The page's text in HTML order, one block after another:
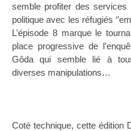
semble profiter des
politique avec les réfugiés
L’épisode 8 marque le
place progressive de
Gôda qui semble lié à
diverses manipulations…
Coté technique, cette édition